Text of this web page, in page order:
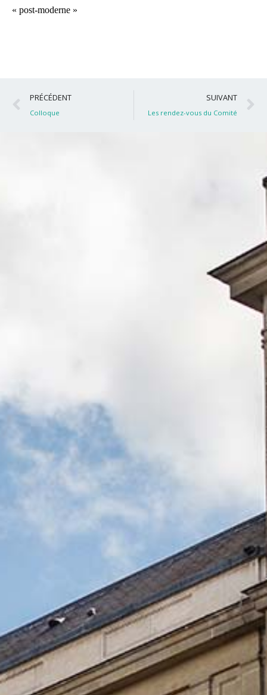
« post-moderne »
Précédent
PRÉCÉDENT
Colloque
SUIVANT
Les rendez-vous du Comité